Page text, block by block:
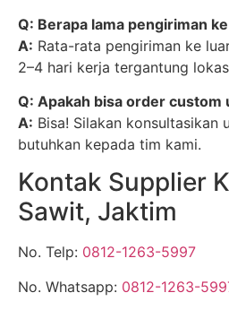
Q: Berapa lama pengiriman
A: Rata-rata pengiriman ke
2–4 hari kerja tergantung
Q: Apakah bisa order custom
A: Bisa! Silakan konsultasikan
butuhkan kepada tim kami.
Kontak Supplier
Sawit, Jaktim
No. Telp: 0812-1263-5997
No. Whatsapp: 0812-1263-